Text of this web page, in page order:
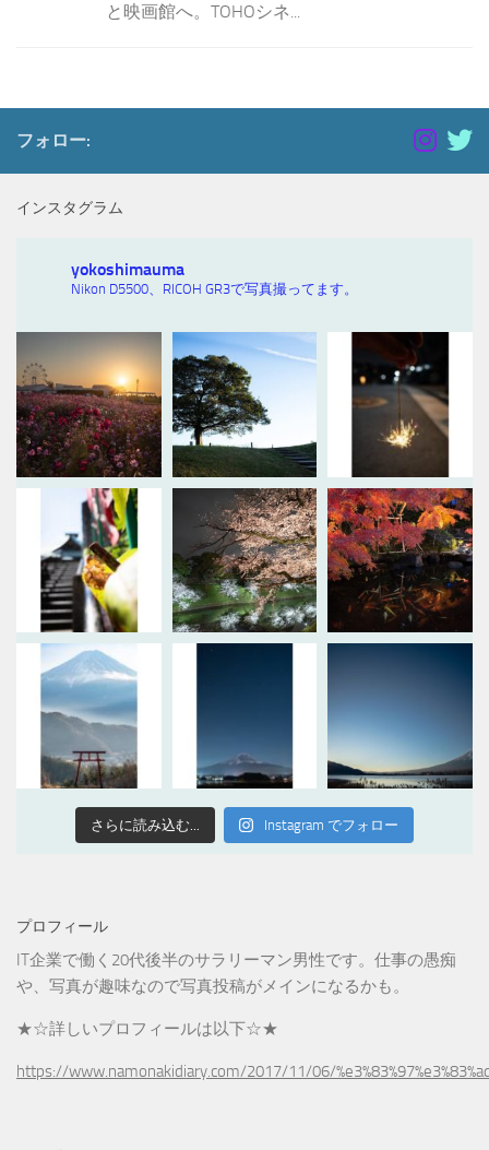
と映画館へ。TOHOシネ...
フォロー:
インスタグラム
yokoshimauma
Nikon D5500、RICOH GR3で写真撮ってます。
さらに読み込む... Instagram でフォロー
プロフィール
IT企業で働く20代後半のサラリーマン男性です。仕事の愚痴
や、写真が趣味なので写真投稿がメインになるかも。
★☆詳しいプロフィールは以下☆★
https://www.namonakidiary.com/2017/11/06/